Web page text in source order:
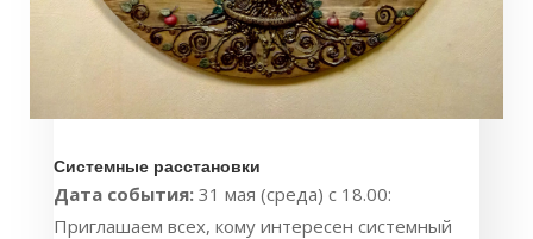
Системные расстановки
Дата события: 31 мая (среда) с 18.00:
Приглашаем всех, кому интересен системный